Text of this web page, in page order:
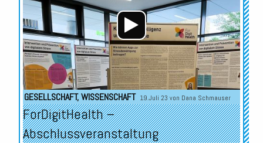
GESELLSCHAFT,WISSENSCHAFT 19.Juli 23 von Dana Schmauser
ForDigitHealth –
Abschlussveranstaltung